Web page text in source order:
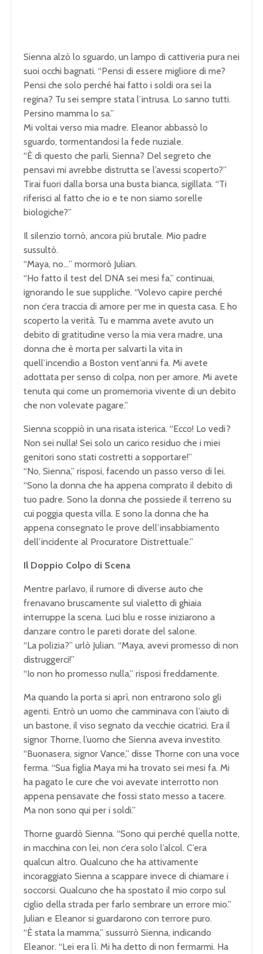
Sienna alzò lo sguardo, un lampo di cattiveria pura nei
suoi occhi bagnati. “Pensi di essere migliore di me?
Pensi che solo perché hai fatto i soldi ora sei la
regina? Tu sei sempre stata l’intrusa. Lo sanno tutti.
Persino mamma lo sa.”
Mi voltai verso mia madre. Eleanor abbassò lo
sguardo, tormentandosi la fede nuziale.
“È di questo che parli, Sienna? Del segreto che
pensavi mi avrebbe distrutta se l’avessi scoperto?”
Tirai fuori dalla borsa una busta bianca, sigillata. “Ti
riferisci al fatto che io e te non siamo sorelle
biologiche?”
Il silenzio tornò, ancora più brutale. Mio padre
sussultò.
“Maya, no…” mormorò Julian.
“Ho fatto il test del DNA sei mesi fa,” continuai,
ignorando le sue suppliche. “Volevo capire perché
non c’era traccia di amore per me in questa casa. E ho
scoperto la verità. Tu e mamma avete avuto un
debito di gratitudine verso la mia vera madre, una
donna che è morta per salvarti la vita in
quell’incendio a Boston vent’anni fa. Mi avete
adottata per senso di colpa, non per amore. Mi avete
tenuta qui come un promemoria vivente di un debito
che non volevate pagare.”
Sienna scoppiò in una risata isterica. “Ecco! Lo vedi?
Non sei nulla! Sei solo un carico residuo che i miei
genitori sono stati costretti a sopportare!”
“No, Sienna,” risposi, facendo un passo verso di lei.
“Sono la donna che ha appena comprato il debito di
tuo padre. Sono la donna che possiede il terreno su
cui poggia questa villa. E sono la donna che ha
appena consegnato le prove dell’insabbiamento
dell’incidente al Procuratore Distrettuale.”
Il Doppio Colpo di Scena
Mentre parlavo, il rumore di diverse auto che
frenavano bruscamente sul vialetto di ghiaia
interruppe la scena. Luci blu e rosse iniziarono a
danzare contro le pareti dorate del salone.
“La polizia?” urlò Julian. “Maya, avevi promesso di non
distruggerci!”
“Io non ho promesso nulla,” risposi freddamente.
Ma quando la porta si aprì, non entrarono solo gli
agenti. Entrò un uomo che camminava con l’aiuto di
un bastone, il viso segnato da vecchie cicatrici. Era il
signor Thorne, l’uomo che Sienna aveva investito.
“Buonasera, signor Vance,” disse Thorne con una voce
ferma. “Sua figlia Maya mi ha trovato sei mesi fa. Mi
ha pagato le cure che voi avevate interrotto non
appena pensavate che fossi stato messo a tacere.
Ma non sono qui per i soldi.”
Thorne guardò Sienna. “Sono qui perché quella notte,
in macchina con lei, non c’era solo l’alcol. C’era
qualcun altro. Qualcuno che ha attivamente
incoraggiato Sienna a scappare invece di chiamare i
soccorsi. Qualcuno che ha spostato il mio corpo sul
ciglio della strada per farlo sembrare un errore mio.”
Julian e Eleanor si guardarono con terrore puro.
“È stata la mamma,” sussurrò Sienna, indicando
Eleanor. “Lei era lì. Mi ha detto di non fermarmi. Ha